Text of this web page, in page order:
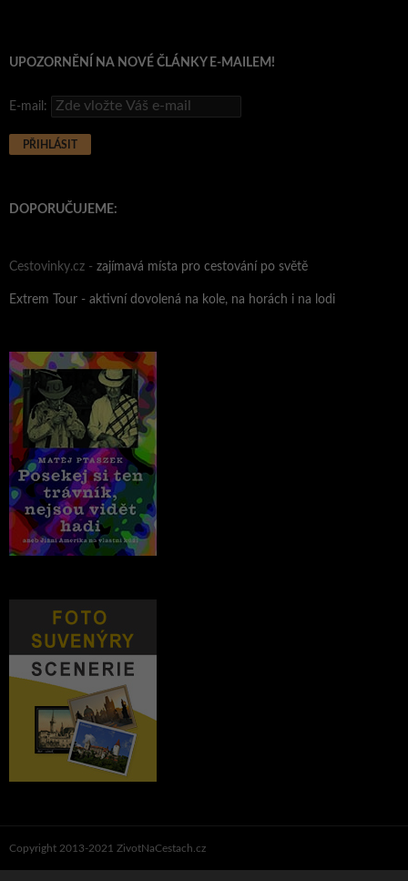
UPOZORNĚNÍ NA NOVÉ ČLÁNKY E-MAILEM!
E-mail:
DOPORUČUJEME:
Cestovinky.cz - zajímavá místa pro cestování po světě
Extrem Tour - aktivní dovolená na kole, na horách i na lodi